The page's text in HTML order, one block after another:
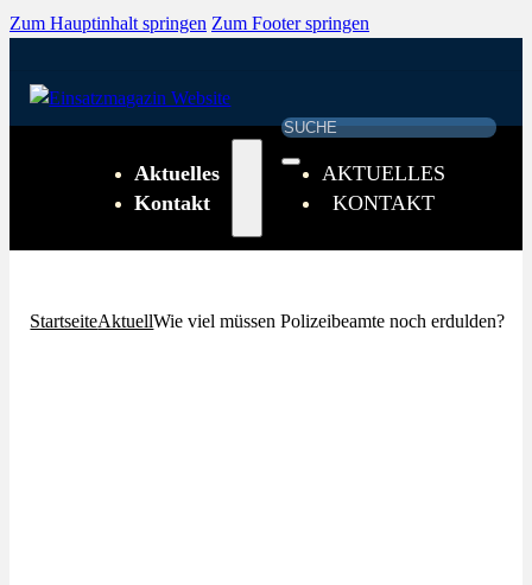
Zum Hauptinhalt springen Zum Footer springen
Suchen
Aktuelles
Kontakt
AKTUELLES
KONTAKT
StartseiteAktuellWie viel müssen Polizeibeamte noch erdulden?